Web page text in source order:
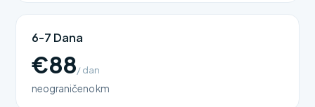
6-7 Dana
€88/ dan
neograničeno km